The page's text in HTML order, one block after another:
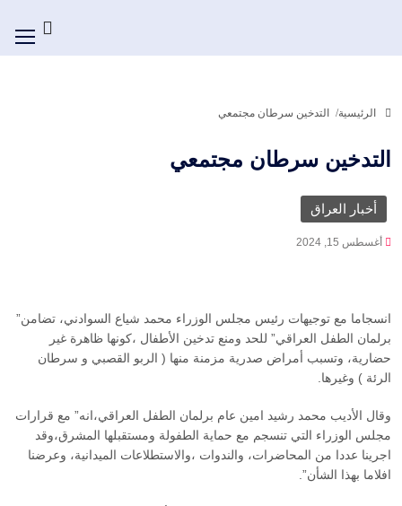
الرئيسية التدخين سرطان مجتمعي
التدخين سرطان مجتمعي
أخبار العراق
أغسطس 15, 2024
انسجاما مع توجيهات رئيس مجلس الوزراء محمد شياع السوادني، تضامن”
برلمان الطفل العراقي” للحد ومنع تدخين الأطفال ،كونها ظاهرة غير
حضارية، وتسبب أمراض صدرية مزمنة منها ( الربو القصبي و سرطان
الرئة ) وغيرها.
وقال الأديب محمد رشيد امين عام برلمان الطفل العراقي،انه” مع قرارات
مجلس الوزراء التي تنسجم مع حماية الطفولة ومستقبلها المشرق،وقد
اجرينا عددا من المحاضرات، والندوات ،والاستطلاعات الميدانية، وعرضنا
افلاما بهذا الشأن”.